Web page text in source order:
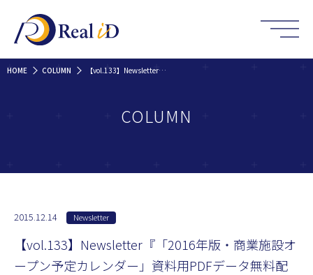
HOME COLUMN 【vol.133】Newsletter『「2016年版・商業施設オープン予定カレンダー」資料用PDFデータ無料配布します！』
COLUMN
2015.12.14 Newsletter
【vol.133】Newsletter『「2016年版・商業施設オ
ープン予定カレンダー」資料用PDFデータ無料配